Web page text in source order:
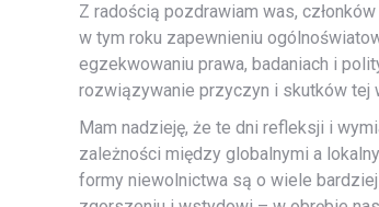
Z radością pozdrawiam was,
w tym roku zapewnieniu
egzekwowaniu prawa, badaniach i
rozwiązywanie przyczyn i skutków tej
Mam nadzieję, że te dni refleksji i
zależności między globalnymi a
formy niewolnictwa są o wiele